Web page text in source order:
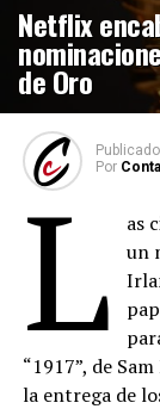
Netflix
de Oro
Publicado
Por
L
as
un
“1917”, de
la entrega de